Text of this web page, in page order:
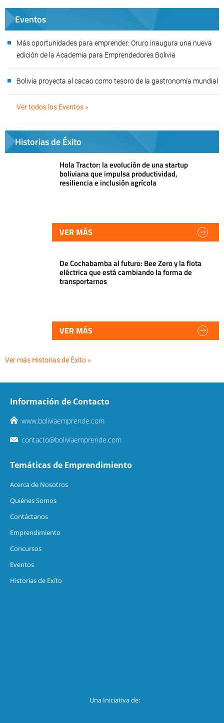
Eventos
Más oportunidades para emprender: Oruro inaugura una nueva
edición de la Academia para Emprendedores Bolivia
Bolivia proyecta al cacao como tesoro de la gastronomía mundial
Ver todos los Eventos »
Historias de Éxito
Hola Tractor: la evolución de una startup
boliviana que impulsa productividad,
resiliencia e inclusión agrícola
VER MÁS
De Cochabamba al futuro: Bee Zero y la flota
eléctrica que está cambiando la forma de
transportarnos
VER MÁS
Ver más Historias de Éxito »
Información de Contacto
www.boliviaemprende.com
contacto@boliviaemprende.com
Temáticas de Emprendimiento
Acerca de Nosotros
Quiénes Somos
Contáctanos
Emprendimiento
Concursos
Eventos
Historias de Exíto
Una Iniciativa de: